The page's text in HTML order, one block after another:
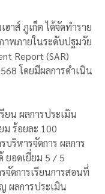
ฮาส์ ภูเก็ต ได้จัดทำราย
าพภายในระดับปฐมวัย
Report (SAR)
โดยมีผลการดำเนิน
น ผลการประเมิน
ร้อยละ 100
บริหารจัดการ ผลการ
ยอดเยี่ยม 5 / 5
จัดการเรียนการสอนที่
ผลการประเมิน